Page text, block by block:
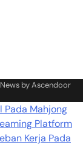
byAscendoor
Pada Mahjong
Platform
Kerja Pada